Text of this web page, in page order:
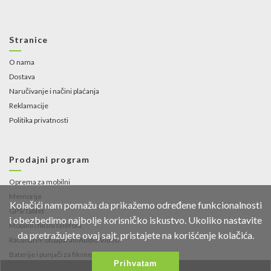
Stranice
O nama
Dostava
Naručivanje i načini plaćanja
Reklamacije
Politika privatnosti
Prodajni program
Oprema za mobilni
Memorije
GPS/Tablet
Mobilni i fiksni telefoni
Računari/Fotoaparati/Audio-Video
Baterije i punjači za fiksne telefone i
Kolačići nam pomažu da prikažemo određene funkcionalnosti
i obezbedimo najbolje korisničko iskustvo. Ukoliko nastavite
da pretražujete ovaj sajt, pristajete na korišćenje kolačića.
Prihvatam